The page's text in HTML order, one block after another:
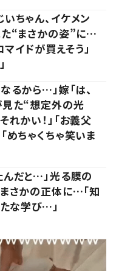
ちゃん、イケメン
た“まさかの姿”に…
マイドが買えそう」
るから…」嫁「は、
見た“想定外の光
かい！」「お義父
めちゃくちゃ笑いま
んだと…」光る膜の
さかの正体に…「知
たな学び…」